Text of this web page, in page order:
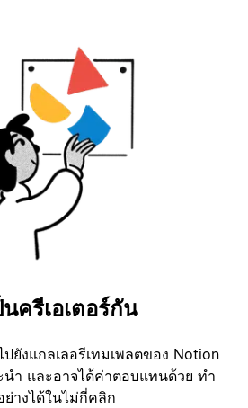
นครีเอเตอร์กัน
ยังแกลเลอรีเทมเพลตของ Notion
นำ และอาจได้ค่าตอบแทนด้วย ทำ
างได้ในไม่กี่คลิก